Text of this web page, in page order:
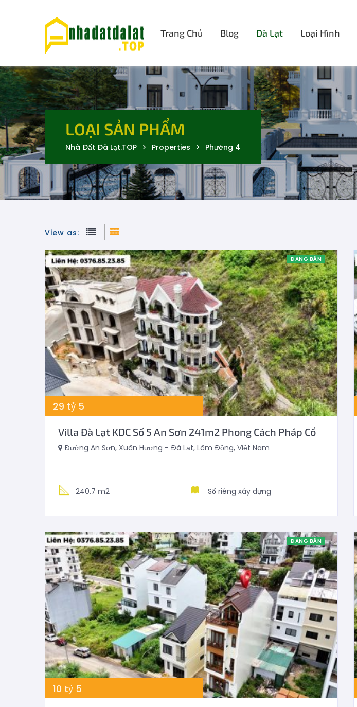
Trang Chủ Blog Đà Lạt Loại Hình
LOẠI SẢN PHẨM
Nhà Đất Đà Lạt.TOP Properties Phường 4
View as:
ĐANG BÁN
29 tỷ 5
Villa Đà Lạt KDC Số 5 An Sơn 241m2 Phong Cách Pháp Cổ
Đường An Sơn, Xuân Hương - Đà Lạt, Lâm Đồng, Việt Nam
240.7 m2 Sổ riêng xây dựng
ĐANG BÁN
10 tỷ 5